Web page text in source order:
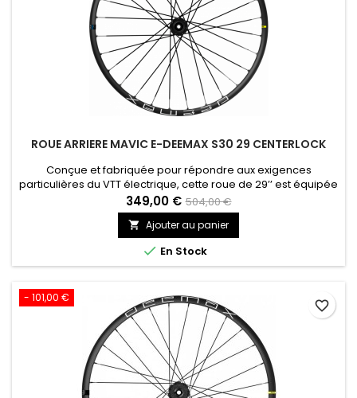
ROUE ARRIERE MAVIC E-DEEMAX S30 29 CENTERLOCK
Conçue et fabriquée pour répondre aux exigences
particulières du VTT électrique, cette roue de 29’’ est équipée
de jantes en aluminium avec système de protection contre
les crevaisons par pincement, et de toutes les dernières
technologies Mavic.
349,00 € 504,00 €
 Ajouter au panier
 En Stock
- 101,00 €
favorite_border